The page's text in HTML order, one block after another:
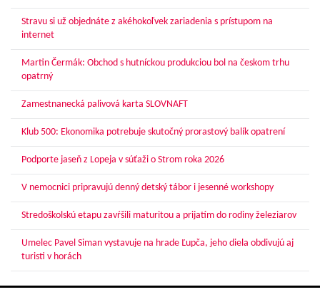
Stravu si už objednáte z akéhokoľvek zariadenia s prístupom na
internet
Martin Čermák: Obchod s hutníckou produkciou bol na českom trhu
opatrný
Zamestnanecká palivová karta SLOVNAFT
Klub 500: Ekonomika potrebuje skutočný prorastový balík opatrení
Podporte jaseň z Lopeja v súťaži o Strom roka 2026
V nemocnici pripravujú denný detský tábor i jesenné workshopy
Stredoškolskú etapu zavŕšili maturitou a prijatím do rodiny železiarov
Umelec Pavel Siman vystavuje na hrade Ľupča, jeho diela obdivujú aj
turisti v horách